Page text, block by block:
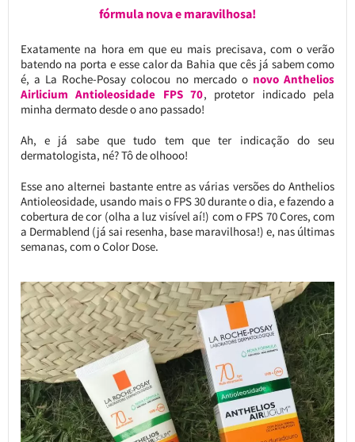
fórmula nova e maravilhosa!
Exatamente na hora em que eu mais precisava, com o verão
batendo na porta e esse calor da Bahia que cês já sabem como
é, a La Roche-Posay colocou no mercado o novo Anthelios
Airlicium Antioleosidade FPS 70, protetor indicado pela
minha dermato desde o ano passado!
Ah, e já sabe que tudo tem que ter indicação do seu
dermatologista, né? Tô de olhooo!
Esse ano alternei bastante entre as várias versões do Anthelios
Antioleosidade, usando mais o FPS 30 durante o dia, e fazendo a
cobertura de cor (olha a luz visível aí!) com o FPS 70 Cores, com
a Dermablend (já sai resenha, base maravilhosa!) e, nas últimas
semanas, com o Color Dose.